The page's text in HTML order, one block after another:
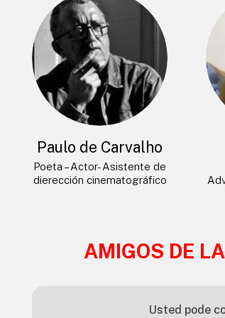
Paulo de Carvalho
Poeta – Actor- Asistente de
dierección cinematográfico
AMIGOS DE
Usted pode